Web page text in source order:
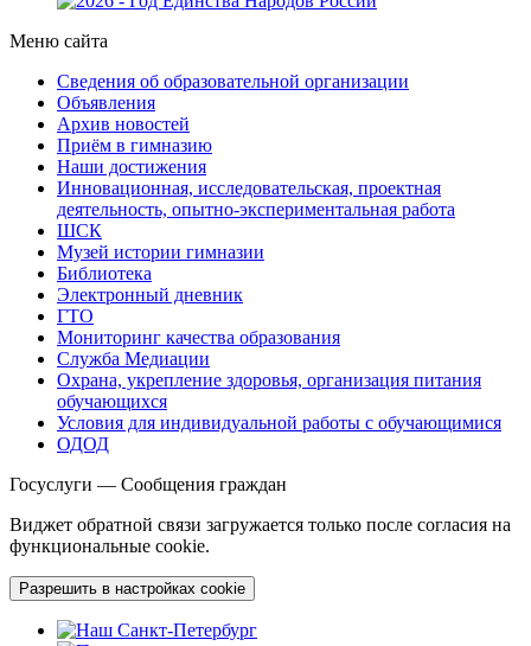
Меню сайта
Сведения об образовательной организации
Объявления
Архив новостей
Приём в гимназию
Наши достижения
Инновационная, исследовательская, проектная
деятельность, опытно-экспериментальная работа
ШСК
Музей истории гимназии
Библиотека
Электронный дневник
ГТО
Мониторинг качества образования
Служба Медиации
Охрана, укрепление здоровья, организация питания
обучающихся
Условия для индивидуальной работы с обучающимися
ОДОД
Госуслуги — Сообщения граждан
Виджет обратной связи загружается только после согласия на
функциональные cookie.
Разрешить в настройках cookie